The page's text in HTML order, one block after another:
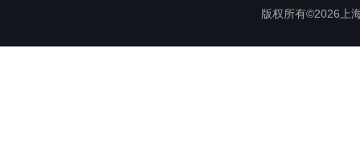
版权所有©2026